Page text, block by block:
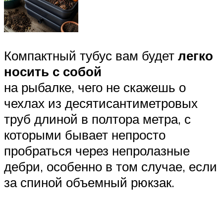
Компактный тубус вам будет легко
носить с собой
на рыбалке, чего не скажешь о
чехлах из десятисантиметровых
труб длиной в полтора метра, с
которыми бывает непросто
пробраться через непролазные
дебри, особенно в том случае, если
за спиной объемный рюкзак.